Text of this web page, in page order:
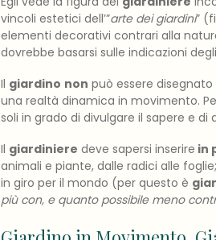
vincoli estetici dell’”arte dei giardini”
elementi decorativi contrari alla
dovrebbe basarsi sulle indicazioni
Il giardino non può essere
una realtà dinamica in movimento.
soli in grado di divulgare il sapere e
Il giardiniere deve sapersi inserire in
animali e piante, dalle radici alle
in giro per il mondo (per questo è
più con, e quanto possibile meno